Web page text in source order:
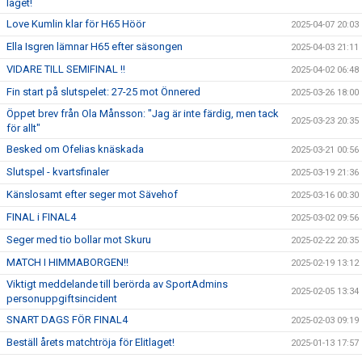
laget!
Love Kumlin klar för H65 Höör 2025-04-07 20:03
Ella Isgren lämnar H65 efter säsongen 2025-04-03 21:11
VIDARE TILL SEMIFINAL !! 2025-04-02 06:48
Fin start på slutspelet: 27-25 mot Önnered 2025-03-26 18:00
Öppet brev från Ola Månsson: "Jag är inte färdig, men tack
för allt"
2025-03-23 20:35
Besked om Ofelias knäskada 2025-03-21 00:56
Slutspel - kvartsfinaler 2025-03-19 21:36
Känslosamt efter seger mot Sävehof 2025-03-16 00:30
FINAL i FINAL4 2025-03-02 09:56
Seger med tio bollar mot Skuru 2025-02-22 20:35
MATCH I HIMMABORGEN!! 2025-02-19 13:12
Viktigt meddelande till berörda av SportAdmins
personuppgiftsincident
2025-02-05 13:34
SNART DAGS FÖR FINAL4 2025-02-03 09:19
Beställ årets matchtröja för Elitlaget! 2025-01-13 17:57